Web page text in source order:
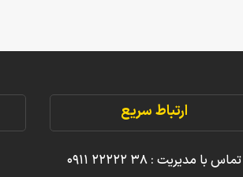
ارتباط سریع
تماس با مدیریت : ۳۸ ۲۲۲۲۲ ۰۹۱۱